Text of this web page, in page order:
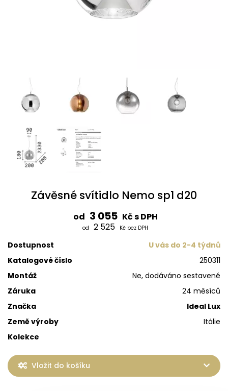
Závěsné svítidlo Nemo sp1 d20
od 3 055 Kč s DPH
od 2 525 Kč bez DPH
Dostupnost
U vás do 2-4 týdnů
Katalogové číslo
250311
Montáž
Ne, dodáváno sestavené
Záruka
24 měsíců
Značka
Ideal Lux
Země výroby
Itálie
Kolekce
Vložit do košíku